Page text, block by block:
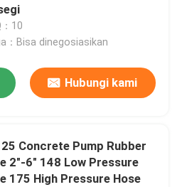
10
：Bisa dinegosiasikan
Hubungi kami
Concrete Pump Rubber
2"-6" 148 Low Pressure
175 High Pressure Hose